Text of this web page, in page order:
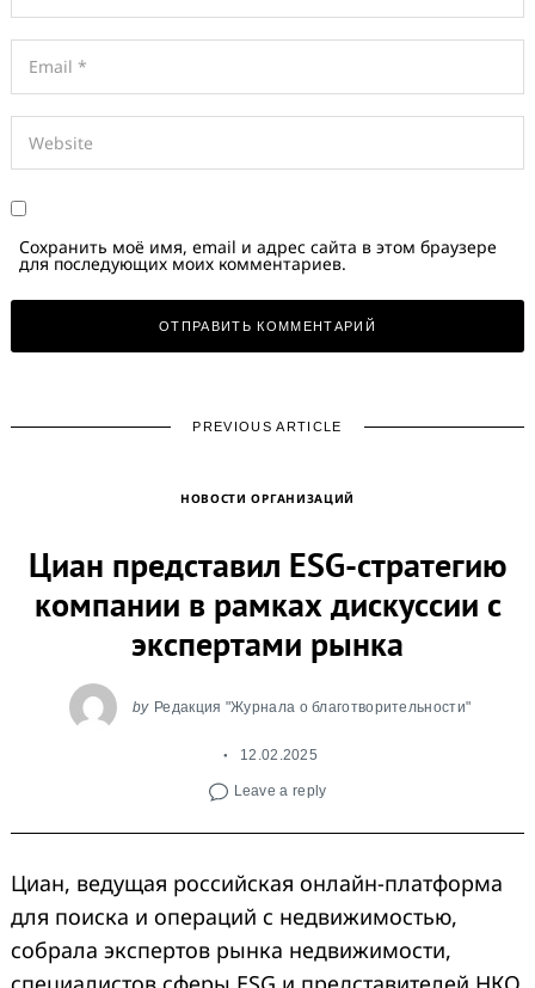
Сохранить моё имя, email и адрес сайта в этом браузере
для последующих моих комментариев.
PREVIOUS ARTICLE
НОВОСТИ ОРГАНИЗАЦИЙ
Циан представил ESG-стратегию
компании в рамках дискуссии с
экспертами рынка
by Редакция "Журнала о благотворительности"
12.02.2025
Leave a reply
Циан, ведущая российская онлайн-платформа
для поиска и операций с недвижимостью,
собрала экспертов рынка недвижимости,